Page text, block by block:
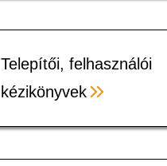
Telepítői, felhasználói
kézikönyvek